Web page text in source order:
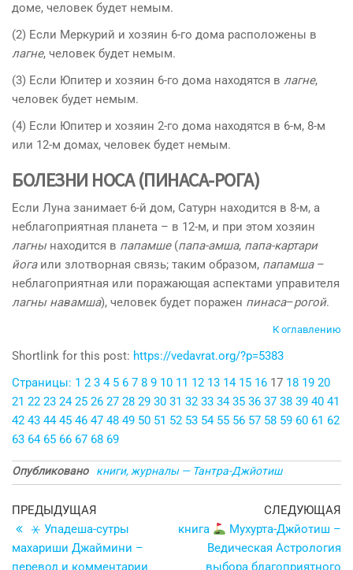
доме, человек будет немым.
(2) Если Меркурий и хозяин 6-го дома расположены в
лагне, человек будет немым.
(3) Если Юпитер и хозяин 6-го дома находятся в лагне,
человек будет немым.
(4) Если Юпитер и хозяин 2-го дома находятся в 6-м, 8-м
или 12-м домах, человек будет немым.
БОЛЕЗНИ НОСА (ПИНАСА-РОГА)
Если Луна занимает 6-й дом, Сатурн находится в 8-м, а
неблагоприятная планета – в 12-м, и при этом хозяин
лагнынаходится в папамше(папа-амша, папа-картари
йогаили злотворная связь; таким образом, папамша–
неблагоприятная или поражающая аспектами управителя
лагны навамша), человек будет поражен пинаса–рогой.
К оглавлению
Shortlink for this post: https://vedavrat.org/?p=5383
Страницы: 1 2 3 4 5 6 7 8 9 10 11 12 13 14 15 16 17 18 19 20
21 22 23 24 25 26 27 28 29 30 31 32 33 34 35 36 37 38 39 40 41
42 43 44 45 46 47 48 49 50 51 52 53 54 55 56 57 58 59 60 61 62
63 64 65 66 67 68 69
Опубликовано книги, журналы — Тантра-Джйотиш
Навигация
по
Предыдущая
запись
ПРЕДЫДУЩАЯ
⚹ Упадеша-сутры
махариши Джаймини –
перевод и комментарии
СЛЕДУЮЩАЯ
книга
Мухурта-Джйотиш –
Ведическая Астрология
выбора благоприятного